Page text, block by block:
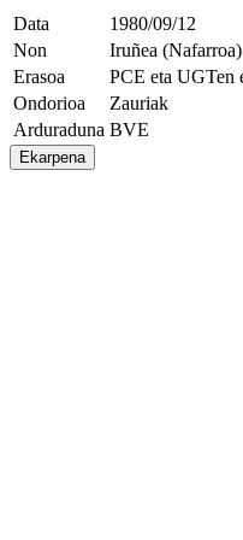
Data
1980/09/12
Non
Iruñea (Nafarroa)
Erasoa
PCE eta UGTen
Ondorioa
Zauriak
Arduraduna BVE